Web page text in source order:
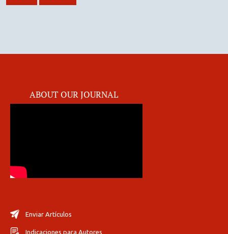
ABOUT OUR JOURNAL
Enviar Artículos
Indicaciones para Autores